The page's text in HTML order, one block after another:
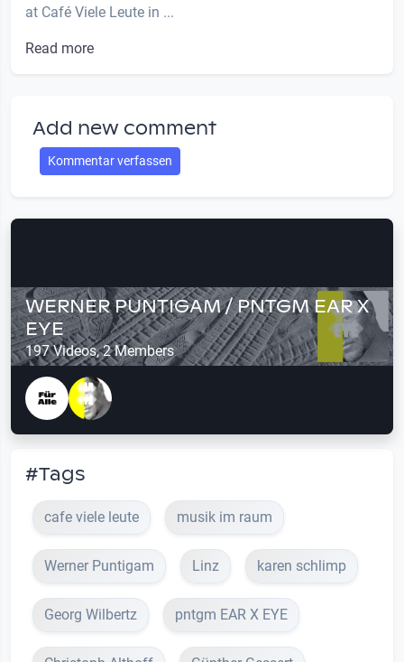
at Café Viele Leute in ...
Read more
Add new comment
Kommentar verfassen
WERNER PUNTIGAM / PNTGM EAR X
EYE
197 Videos, 2 Members
#Tags
cafe viele leute musik im raum
Werner Puntigam Linz karen schlimp
Georg Wilbertz pntgm EAR X EYE